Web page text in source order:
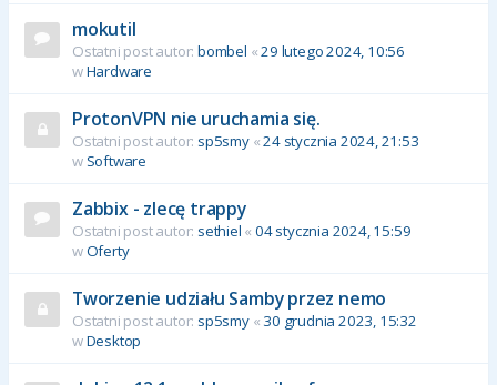
mokutil
Ostatni post autor: bombel «29 lutego 2024, 10:56
wHardware
ProtonVPN nie uruchamia się.
Ostatni post autor: sp5smy«24 stycznia 2024, 21:53
w Software
Zabbix - zlecę trappy
Ostatni post autor: sethiel «04 stycznia 2024, 15:59
wOferty
Tworzenie udziału Samby przez nemo
Ostatni post autor: sp5smy« 30 grudnia 2023, 15:32
wDesktop